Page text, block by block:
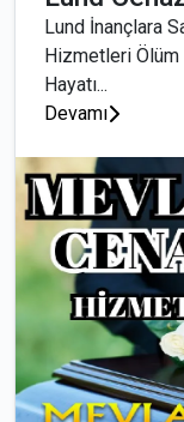
Lund İnançlara
Hizmetleri Ölüm
Hayatı...
Devamı